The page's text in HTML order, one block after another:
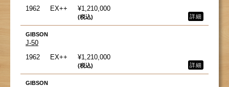
1962
EX++ ¥1,210,000
(税込) 詳細
GIBSON
J-50
1962
EX++ ¥1,210,000
(税込) 詳細
GIBSON